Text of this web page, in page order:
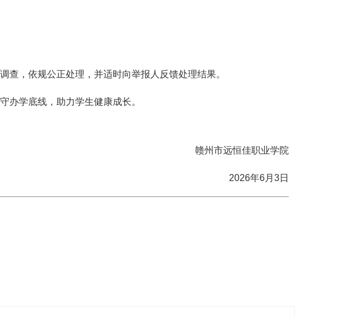
，依规公正处理，并适时向举报人反馈处理结果。
办学底线，助力学生健康成长。
赣州市远恒佳职业学院
2026年6月3日